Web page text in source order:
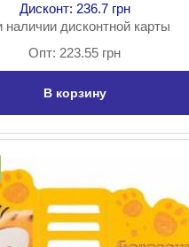
Дисконт: 236.7 грн
наличии дисконтной карты
Опт: 223.55 грн
В корзину